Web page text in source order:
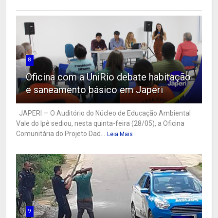
8
Oficina com a UniRio debate habitação
e saneamento básico em Japeri
JAPERI — O Auditório do Núcleo de Educação Ambiental
Vale do Ipê sediou, nesta quinta-feira (28/05), a Oficina
Comunitária do Projeto Dad... Leia Mais
9